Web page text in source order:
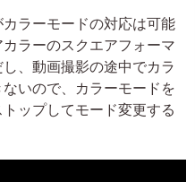
ラーモードの対応は可能
ラーのスクエアフォーマ
、動画撮影の途中でカラ
いので、カラーモードを
ップしてモード変更する